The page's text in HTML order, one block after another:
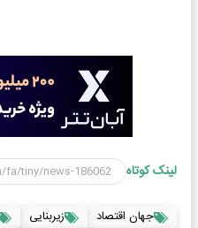
لینک کوتاه
جهان اقتصاد زیربنایی